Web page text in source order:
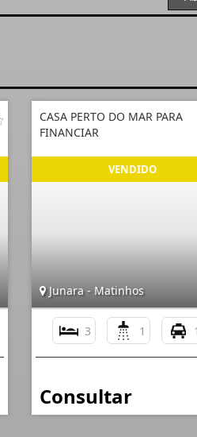
CASA PERTO DO MAR PARA
FINANCIAR
Junara - Matinhos
3 1
Consultar